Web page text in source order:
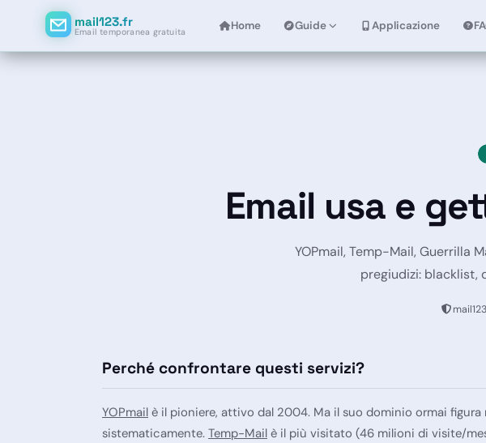
mail123.fr
Email temporanea gratuita Home Guide Applicazione
Email usa e
YOPmail, Temp-Mail, Guerrilla
pregiudizi: blacklist,
Perché confrontare questi servizi?
YOPmail è il pioniere, attivo dal 2004. Ma il suo dominio ormai figura
sistematicamente. Temp-Mail è il più visitato (46 milioni di visite/